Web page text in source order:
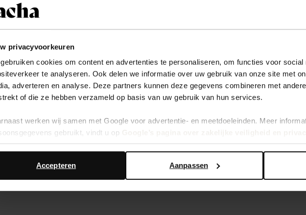
privacyvoorkeuren
cookies om content en advertenties te personaliseren, om functies voor social
te analyseren. Ook delen we informatie over uw gebruik van onze site met
adverteren en analyse. Deze partners kunnen deze gegevens combineren met
of die ze hebben verzameld op basis van uw gebruik van hun services.
werken wij samen met Google voor advertentie- en meetdoeleinden. Meer
gebruikt, vindt u op
Aanpassen
Accepteren